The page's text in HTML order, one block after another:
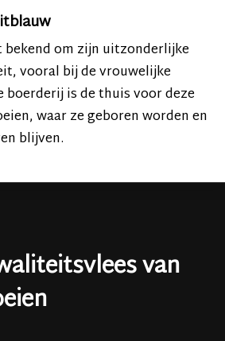
bekend om zijn uitzonderlijke
vooral bij de vrouwelijke
boerderij is de thuis voor deze
waar ze geboren worden en
blijven.
van